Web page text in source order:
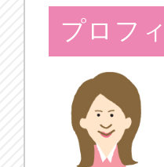
プロフ